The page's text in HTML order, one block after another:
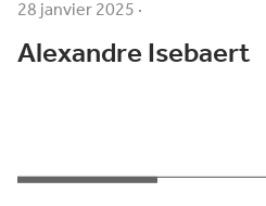
28 janvier 2025·
Alexandre Isebaert